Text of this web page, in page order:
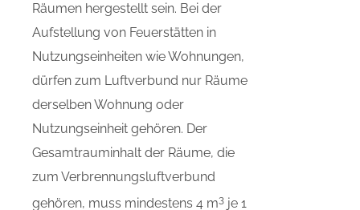
Räumen hergestellt sein. Bei der
Aufstellung von Feuerstätten in
Nutzungseinheiten wie Wohnungen,
dürfen zum Luftverbund nur Räume
derselben Wohnung oder
Nutzungseinheit gehören. Der
Gesamtrauminhalt der Räume, die
zum Verbrennungsluftverbund
gehören, muss mindestens 4 m3 je 1